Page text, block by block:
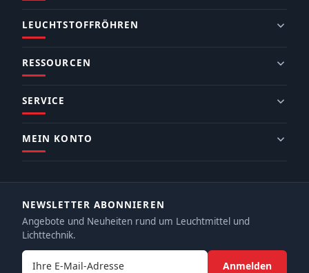
LEUCHTSTOFFRÖHREN
RESSOURCEN
SERVICE
MEIN KONTO
NEWSLETTER ABONNIEREN
Angebote und Neuheiten rund um Leuchtmittel und
Lichttechnik.
E-Mail-Adresse
Anmelden